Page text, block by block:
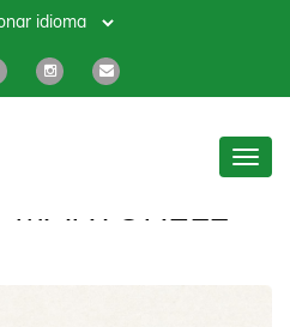
MARTORELL